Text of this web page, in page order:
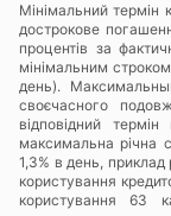
Мінімальний термін
дострокове
процентів за
мінімальним
день).
своєчасного
відповідний
максимальна річна
1,3% в день, приклад
користування
користування 63